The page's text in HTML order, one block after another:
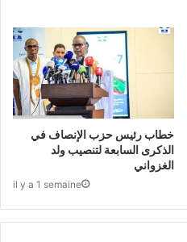
خطاب رئيس حزب الإنصاف في
الذكرى السابعة لتنصيب ولد
الغزواني
il y a 1 semaine